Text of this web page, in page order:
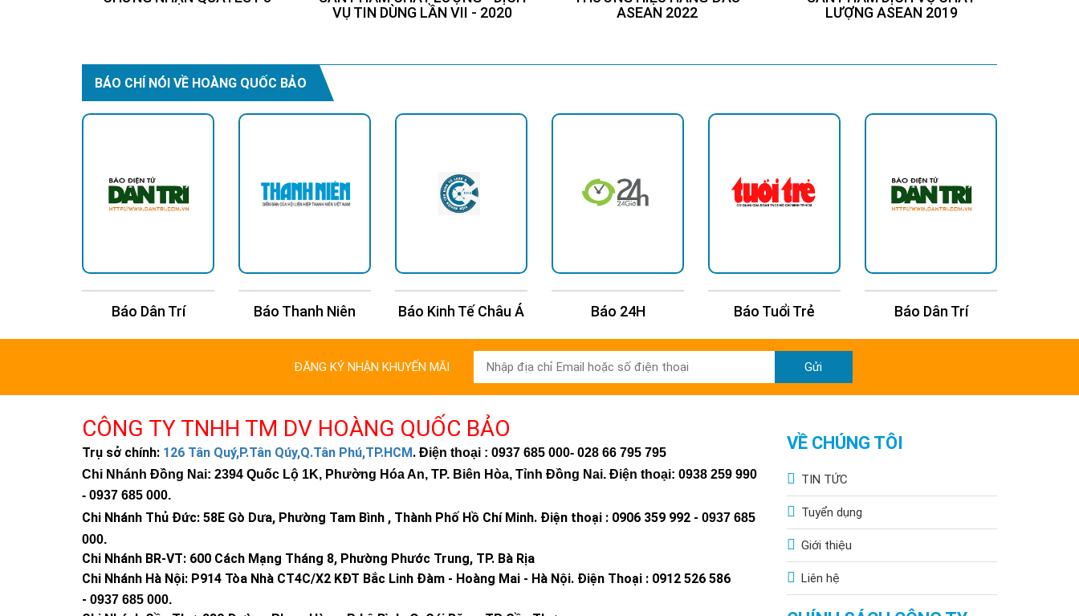
VỤ TIN DÙNG LẦN VII - 2020
ASEAN 2022
LƯỢNG ASEAN 2019
BÁO CHÍ NÓI VỀ HOÀNG QUỐC BẢO
Báo Dân Trí Báo Thanh Niên Báo Kinh Tế Châu Á Báo 24H Báo Tuổi Trẻ Báo Dân Trí
ĐĂNG KÝ NHẬN KHUYẾN MÃI Gửi
CÔNG TY TNHH TM DV HOÀNG QUỐC BẢO
Trụ sở chính: 126 Tân Quý,P.Tân Qúy,Q.Tân Phú,TP.HCM. Điện thoại : 0937 685 000- 028 66 795 795
Chi Nhánh Đồng Nai: 2394 Quốc Lộ 1K, Phường Hóa An, TP. Biên Hòa, Tỉnh Đồng Nai. Điện thoại: 0938 259 990
- 0937 685 000.
Chi Nhánh Thủ Đức: 58E Gò Dưa, Phường Tam Bình , Thành Phố Hồ Chí Minh. Điện thoại : 0906 359 992 - 0937 685
000.
Chi Nhánh BR-VT: 600 Cách Mạng Tháng 8, Phường Phước Trung, TP. Bà Rịa
Chi Nhánh Hà Nội: P914 Tòa Nhà CT4C/X2 KĐT Bắc Linh Đàm - Hoàng Mai - Hà Nội. Điện Thoại : 0912 526 586
- 0937 685 000.
VỀ CHÚNG TÔI
TIN TỨC
Tuyển dụng
Giới thiệu
Liên hệ